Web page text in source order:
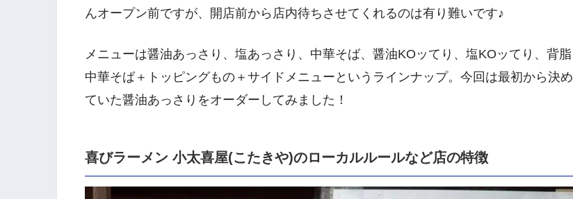
んオープン前ですが、開店前から店内待ちさせてくれるのは有り難いです♪
メニューは醤油あっさり、塩あっさり、中華そば、醤油KOッてり、塩KOッてり、背脂
中華そば＋トッピングもの＋サイドメニューというラインナップ。今回は最初から決め
ていた醤油あっさりをオーダーしてみました！
喜びラーメン 小太喜屋(こたきや)のローカルルールなど店の特徴